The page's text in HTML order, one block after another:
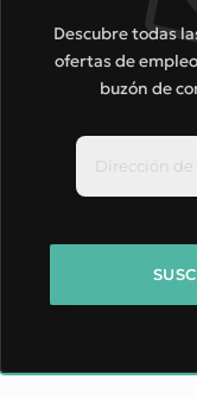
Descubre todas
ofertas de
buzón de